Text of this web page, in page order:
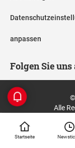
Startseite
anpassen
Folgen Sie uns
Alle